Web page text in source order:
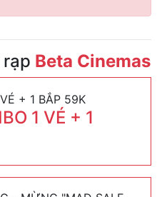
Beta Cinemas
1 VÉ + 1